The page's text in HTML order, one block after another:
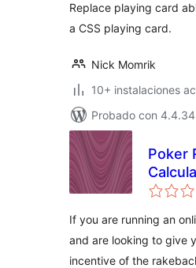
Replace playing card
a CSS playing card.
Nick Momrik
10+ instalaciones
Probado con 4.4.34
Poker
If you are running an
and are looking to give
incentive of the